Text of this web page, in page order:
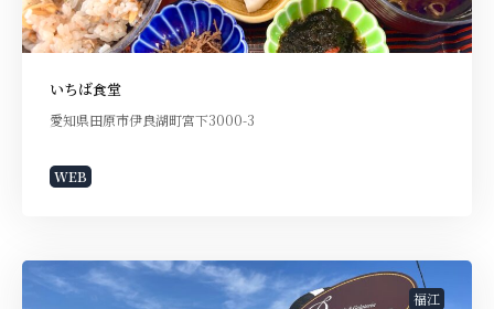
いちば食堂
愛知県田原市伊良湖町宮下3000-3
WEB
福江